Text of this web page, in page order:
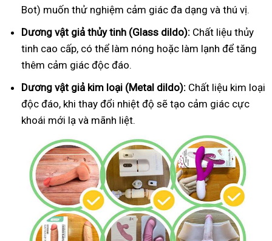
Bot) muốn thử nghiệm cảm giác đa dạng và thú vị.
Dương vật giả thủy tinh (Glass dildo): Chất liệu thủy
tinh cao cấp, có thể làm nóng hoặc làm lạnh để tăng
thêm cảm giác độc đáo.
Dương vật giả kim loại (Metal dildo): Chất liệu kim loại
độc đáo, khi thay đổi nhiệt độ sẽ tạo cảm giác cực
khoái mới lạ và mãnh liệt.